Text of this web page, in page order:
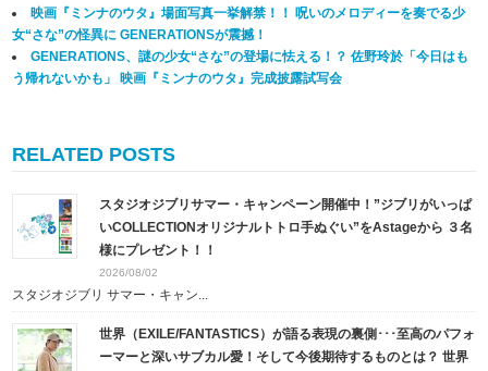
映画『ミンナのウタ』場面写真一挙解禁！！ 呪いのメロディーを奏でる少
女“さな”の怪異に GENERATIONSが震撼！
GENERATIONS、謎の少女“さな”の登場に怯える！？ 佐野玲於「今日はも
う帰れないかも」 映画『ミンナのウタ』完成披露試写会
RELATED POSTS
スタジオジブリサマー・キャンペーン開催中！”ジブリがいっぱ
いCOLLECTIONオリジナルトトロ手ぬぐい”をAstageから ３名
様にプレゼント！！
2026/08/02
スタジオジブリ サマー・キャン...
世界（EXILE/FANTASTICS）が語る表現の裏側･･･至高のパフォ
ーマーと深いサブカル愛！そして今後期待するものとは？ 世界